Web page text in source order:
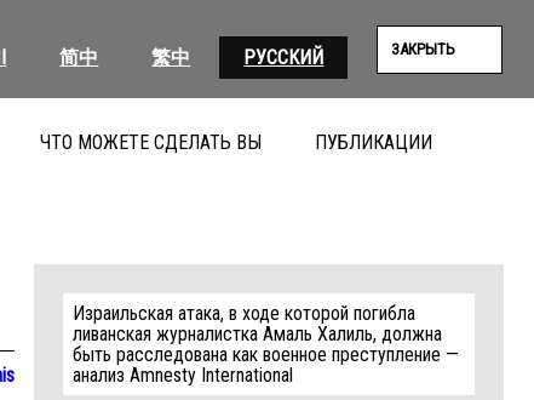
简中 繁中 РУССКИЙ ЗАКРЫТЬ
ЧТО МОЖЕТЕ СДЕЛАТЬ ВЫ ПУБЛИКАЦИИ
Израильская атака, в ходе которой погибла
ливанская журналистка Амаль Халиль, должна
быть расследована как военное преступление —
анализ Amnesty International